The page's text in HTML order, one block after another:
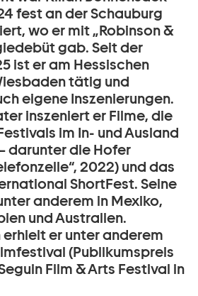
fest an der Schauburg
wo er mit „Robinson &
gab. Seit der
ist er am Hessischen
tätig und
eigene Inszenierungen.
inszeniert er Filme, die
im In- und Ausland
darunter die Hofer
2022) und das
ShortFest. Seine
anderem in Mexiko,
und Australien.
er unter anderem
(Publikumspreis
Film & Arts Festival in